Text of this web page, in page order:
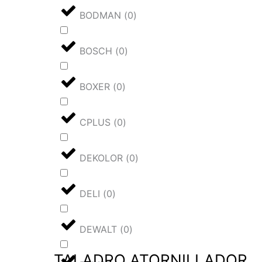
BODMAN (0)
BOSCH (0)
BOXER (0)
CPLUS (0)
DEKOLOR (0)
DELI (0)
DEWALT (0)